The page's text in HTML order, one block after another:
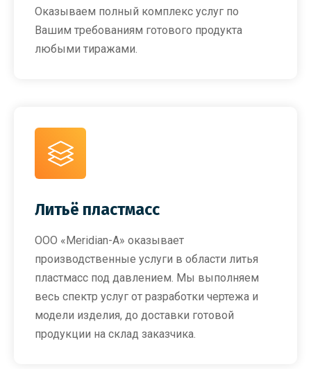
Оказываем полный комплекс услуг по
Вашим требованиям готового продукта
любыми тиражами.
Литьё пластмасс
ООО «Meridian-A» оказывает
производственные услуги в области литья
пластмасс под давлением. Мы выполняем
весь спектр услуг от разработки чертежа и
модели изделия, до доставки готовой
продукции на склад заказчика.